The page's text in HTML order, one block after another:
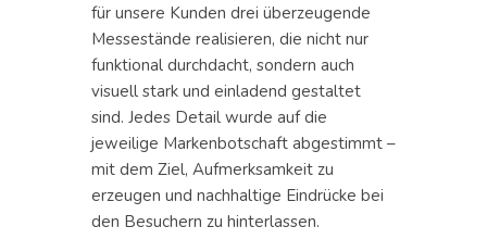
für unsere Kunden drei überzeugende
Messestände realisieren, die nicht nur
funktional durchdacht, sondern auch
visuell stark und einladend gestaltet
sind. Jedes Detail wurde auf die
jeweilige Markenbotschaft abgestimmt –
mit dem Ziel, Aufmerksamkeit zu
erzeugen und nachhaltige Eindrücke bei
den Besuchern zu hinterlassen.